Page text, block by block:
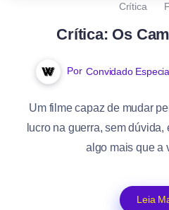
Crítica
Crítica: Os
Por Convidado
Um filme capaz de mudar
lucro na guerra, sem
algo mais que a
Leia